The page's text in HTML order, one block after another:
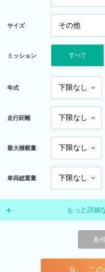
サイズ
ミッション すべて
年式
走行距離
最大積載量
車両総重量
もっと詳細
条
search こ